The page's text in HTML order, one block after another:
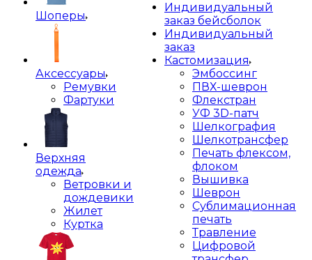
Шоперы
Аксессуары
Ремувки
Фартуки
Верхняя
одежда
Ветровки и
дождевики
Жилет
Куртка
Индивидуальный
заказ бейсболок
Индивидуальный
заказ
Кастомизация
Эмбоссинг
ПВХ-шеврон
Флекстран
УФ 3D-патч
Шелкография
Шелкотрансфер
Печать флексом,
флоком
Вышивка
Шеврон
Сублимационная
печать
Травление
Цифровой